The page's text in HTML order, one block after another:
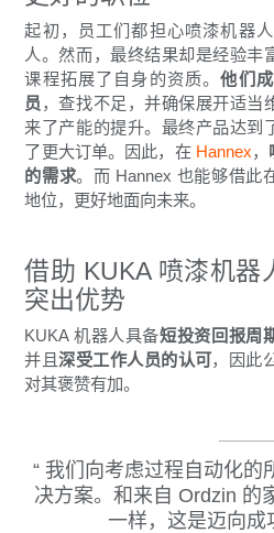
起初，员工们都担心喷漆机器
人。然而，最终结果却是经验丰
课程拓展了自身的资质。他们
员 ，查找不足，并确保展开适当
来了产能的提升。最终产品达到
了更大订单。因此，在 Hannex，
的需求。而 Hannex 也能够借此
地位，更好地面向未来。
借助 KUKA 喷漆机器
突出优势
KUKA 机器人具备短投资回报周
并且深受工作人员的认可，因此
对其褒赞有加。
我们向考虑过程自动化的
决方案。和来自 Ordzin 的
一样，这是迈向成